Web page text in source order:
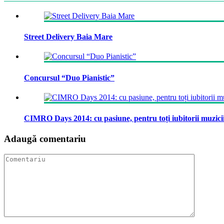
Street Delivery Baia Mare
Concursul “Duo Pianistic”
CIMRO Days 2014: cu pasiune, pentru toți iubitorii
Adaugă comentariu